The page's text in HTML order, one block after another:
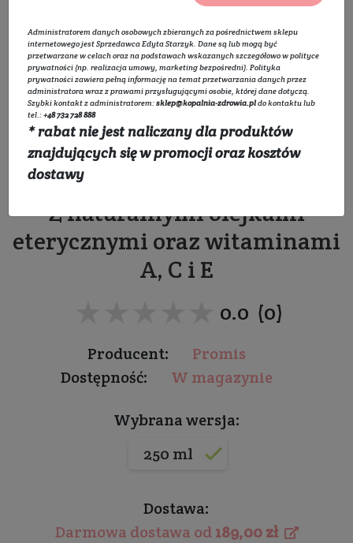
Płyn do płukania jamy
Z naturalnymi olejkami
eterycznymi oraz witaminami
A, C i E
0.0 (0)
Producent:
Promis
Dostępność:
W magazynie
Wybrana wersja:
250 ml
Dostawa:
Darmowa dostawa od189,00 zł
Administratorem danych osobowych zbieranych za pośrednictwem sklepu
internetowego jest Sprzedawca Edyta Starzyk. Dane są lub mogą być
przetwarzane w celach oraz na podstawach wskazanych szczegółowo wpolityce
prywatności (np. realizacja umowy, marketing bezpośredni). Polityka
prywatnościzawiera pełną informację na temat przetwarzania danych przez
administratora wraz z prawami przysługującymi osobie, której dane dotyczą.
Szybki kontakt z administratorem:sklep@kopalnia-zdrowia.pldo kontaktu lub
tel.:+48 732 728 888
* rabat nie jest naliczany dla produktów
znajdujących się w promocji oraz kosztów
dostawy